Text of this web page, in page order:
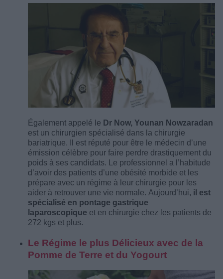
Également appelé le Dr Now, Younan Nowzaradan
est un chirurgien spécialisé dans la chirurgie
bariatrique. Il est réputé pour être le médecin d’une
émission célèbre pour faire perdre drastiquement du
poids à ses candidats. Le professionnel a l’habitude
d’avoir des patients d’une obésité morbide et les
prépare avec un régime à leur chirurgie pour les
aider à retrouver une vie normale. Aujourd’hui, il est
spécialisé en pontage gastrique
laparoscopique et en chirurgie chez les patients de
272 kgs et plus.
Le Régime le plus Délicieux avec de la
Pomme de Terre et du Yogourt